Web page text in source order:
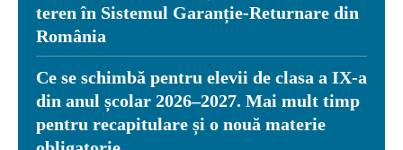
teren în Sistemul Garanție-Returnare din
România
Ce se schimbă pentru elevii de clasa a IX-a
din anul școlar 2026–2027. Mai mult timp
pentru recapitulare și o nouă materie